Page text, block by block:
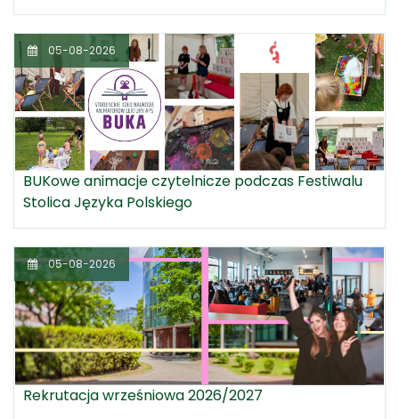
05-08-2026
BUKowe animacje czytelnicze podczas Festiwalu
Stolica Języka Polskiego
05-08-2026
Rekrutacja wrześniowa 2026/2027